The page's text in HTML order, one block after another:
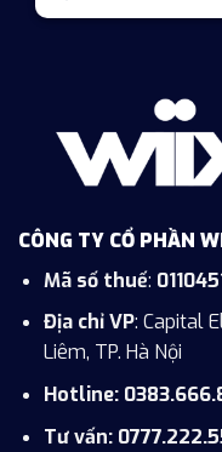
CÔNG TY CỔ PHẦN
Mã số thuế:
Địa chỉ VP: Capital
Liêm, TP. Hà Nội
Hotline:
Tư vấn: